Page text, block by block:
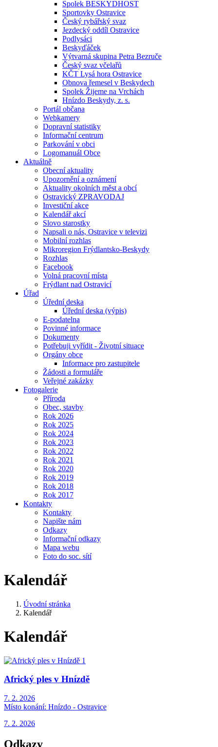
Spolek BESKYDHOST
Sportovky Ostravice
Český rybářský svaz
Jezdecký oddíl Ostravice
Podlysáci
Beskyďáček
Výtvarná skupina Petra Bezruče
Český svaz včelařů
KČT Lysá hora Ostravice
Obnova řemesel v Beskydech
Spolek Žijeme na Vrchách
Hnízdo Beskydy, z. s.
Portál občana
Webkamery
Dopravní statistiky
Informační centrum
Parkování v obci
Logomanuál Obce
Aktuálně
Obecní aktuality
Upozornění a oznámení
Aktuality okolních měst a obcí
Ostravický ZPRAVODAJ
Investiční akce
Kalendář akcí
Slovo starostky
Napsali o nás, Ostravice v televizi
Mobilní rozhlas
Mikroregion Frýdlantsko-Beskydy
Rozhlas
Facebook
Volná pracovní místa
Frýdlant nad Ostravicí
Úřad
Úřední deska
Úřední deska (výpis)
E-podatelna
Povinné informace
Dokumenty
Potřebuji vyřídit - Životní situace
Orgány obce
Informace pro zastupitele
Žádosti a formuláře
Veřejné zakázky
Fotogalerie
Příroda
Obec, stavby
Rok 2026
Rok 2025
Rok 2024
Rok 2023
Rok 2022
Rok 2021
Rok 2020
Rok 2019
Rok 2018
Rok 2017
Kontakty
Kontakty
Napište nám
Odkazy
Informační odkazy
Mapa webu
Foto do soc. sítí
Kalendář
Úvodní stránka
Kalendář
Kalendář
Africký ples v Hnízdě
7. 2. 2026
Místo konání: Hnízdo - Ostravice
7. 2. 2026
Odkazy